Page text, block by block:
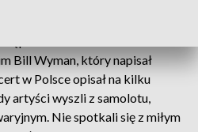
Bill Wyman, który napisał
w Polsce opisał na kilku
artyści wyszli z samolotu,
Nie spotkali się z miłym